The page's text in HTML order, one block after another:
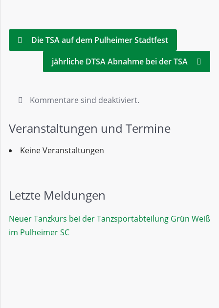
Die TSA auf dem Pulheimer Stadtfest
jährliche DTSA Abnahme bei der TSA
Kommentare sind deaktiviert.
Veranstaltungen und Termine
Keine Veranstaltungen
Letzte Meldungen
Neuer Tanzkurs bei der Tanzsportabteilung Grün Weiß
im Pulheimer SC